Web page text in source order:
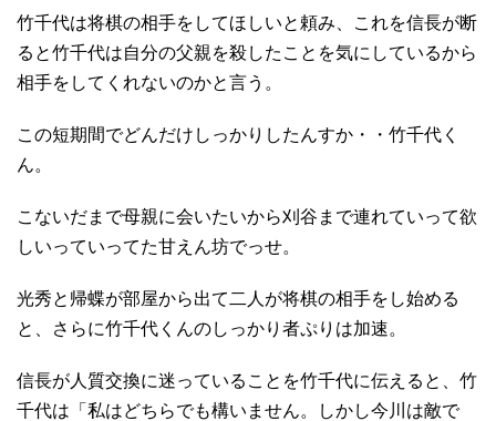
竹千代は将棋の相手をしてほしいと頼み、これを信長が断
ると竹千代は自分の父親を殺したことを気にしているから
相手をしてくれないのかと言う。
この短期間でどんだけしっかりしたんすか・・竹千代く
ん。
こないだまで母親に会いたいから刈谷まで連れていって欲
しいっていってた甘えん坊でっせ。
光秀と帰蝶が部屋から出て二人が将棋の相手をし始める
と、さらに竹千代くんのしっかり者ぷりは加速。
信長が人質交換に迷っていることを竹千代に伝えると、竹
千代は「私はどちらでも構いません。しかし今川は敵で